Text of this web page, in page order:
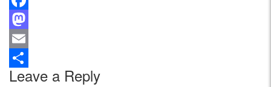
Facebook
Mastodon
Email
Share
Leave a Reply